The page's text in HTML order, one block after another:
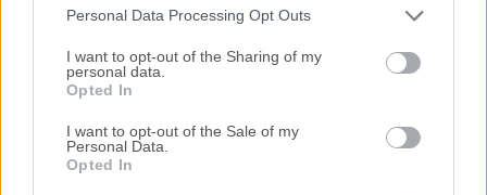
Personal Data Processing Opt Outs
I want to opt-out of the Sharing of my
personal data.
Opted In
I want to opt-out of the Sale of my
Personal Data.
Opted In